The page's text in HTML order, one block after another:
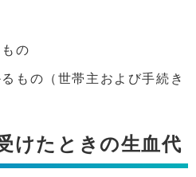
の
もの（世帯主および手続き
けたときの生血代